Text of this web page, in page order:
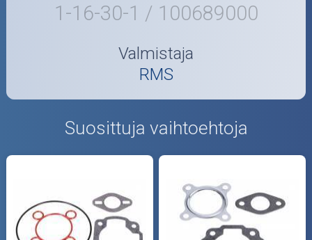
1-16-30-1 / 100689000
Valmistaja
RMS
Suosittuja vaihtoehtoja